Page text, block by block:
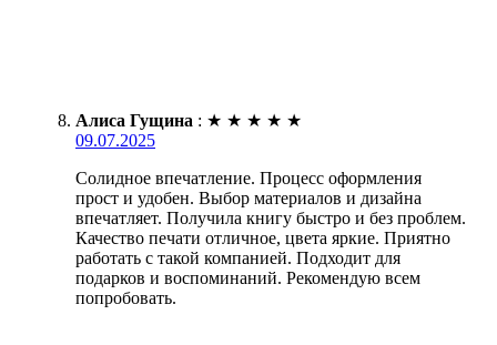
Алиса Гущина : ★ ★ ★ ★ ★
09.07.2025
Солидное впечатление. Процесс оформления
прост и удобен. Выбор материалов и дизайна
впечатляет. Получила книгу быстро и без проблем.
Качество печати отличное, цвета яркие. Приятно
работать с такой компанией. Подходит для
подарков и воспоминаний. Рекомендую всем
попробовать.